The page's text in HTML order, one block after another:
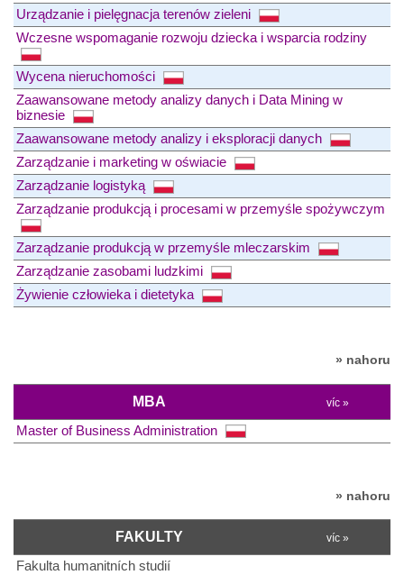
Urządzanie i pielęgnacja terenów zieleni
Wczesne wspomaganie rozwoju dziecka i wsparcia rodziny
Wycena nieruchomości
Zaawansowane metody analizy danych i Data Mining w
biznesie
Zaawansowane metody analizy i eksploracji danych
Zarządzanie i marketing w oświacie
Zarządzanie logistyką
Zarządzanie produkcją i procesami w przemyśle spożywczym
Zarządzanie produkcją w przemyśle mleczarskim
Zarządzanie zasobami ludzkimi
Żywienie człowieka i dietetyka
» nahoru
MBA víc »
Master of Business Administration
» nahoru
FAKULTY víc »
Fakulta humanitních studií